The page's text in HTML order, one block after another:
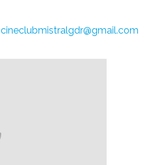
cineclubmistralgdr@gmail.com